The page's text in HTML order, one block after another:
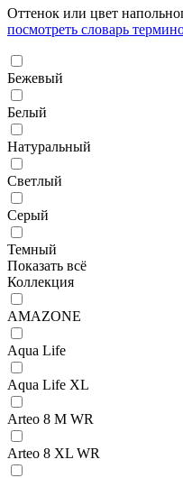
Оттенок или цвет
посмотреть словарь
Бежевый
Белый
Натуральный
Светлый
Серый
Темный
Показать всё
Коллекция
AMAZONE
Aqua Life
Aqua Life XL
Arteo 8 M WR
Arteo 8 XL WR